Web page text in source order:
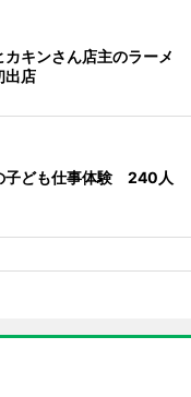
キンさん店主のラーメ
出店
子ども仕事体験 240人